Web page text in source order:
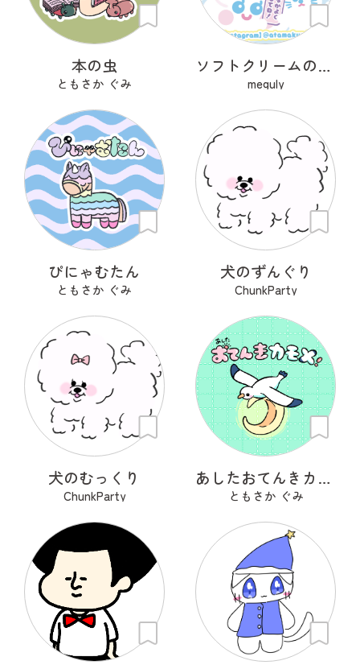
本の虫
ともさか ぐみ
ソフトクリームのあたまくん
meguly
ぴにゃむたん
ともさか ぐみ
犬のずんぐり
ChunkParty
犬のむっくり
ChunkParty
あしたおてんきカモメ
ともさか ぐみ